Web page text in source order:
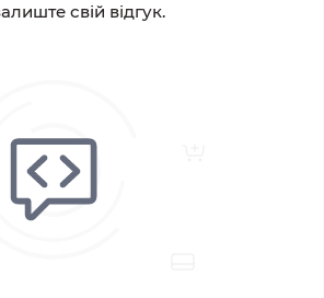
свій відгук.